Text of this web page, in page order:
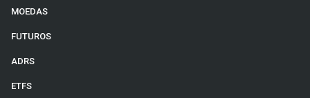
MOEDAS
FUTUROS
ADRS
ETFS